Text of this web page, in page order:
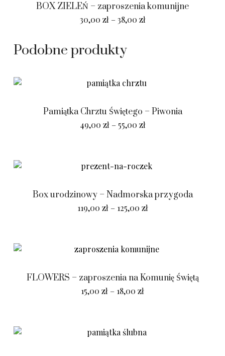
BOX ZIELEŃ – zaproszenia komunijne
30,00 zł – 38,00 zł
Podobne produkty
Pamiątka Chrztu Świętego – Piwonia
49,00 zł – 55,00 zł
Box urodzinowy – Nadmorska przygoda
119,00 zł – 125,00 zł
FLOWERS – zaproszenia na Komunię Świętą
15,00 zł – 18,00 zł